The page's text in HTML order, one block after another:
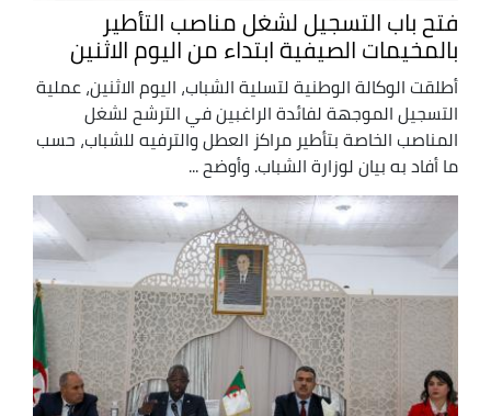
فتح باب التسجيل لشغل مناصب التأطير
بالمخيمات الصيفية ابتداء من اليوم الاثنين
أطلقت الوكالة الوطنية لتسلية الشباب، اليوم الاثنين، عملية
التسجيل الموجهة لفائدة الراغبين في الترشح لشغل
المناصب الخاصة بتأطير مراكز العطل والترفيه للشباب، حسب
ما أفاد به بيان لوزارة الشباب. وأوضح ...